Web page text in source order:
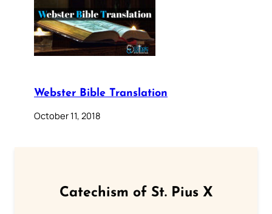
Webster Bible Translation
October 11, 2018
Catechism of St. Pius X